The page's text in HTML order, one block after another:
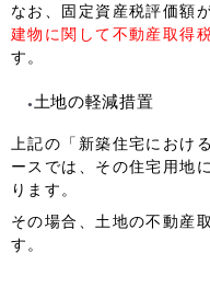
なお、固定資産税評価額が
建物に関して不動産取得
す。
土地の軽減措置
上記の「新築住宅におけ
ースでは、その住宅用地
ります。
その場合、土地の不動産
す。